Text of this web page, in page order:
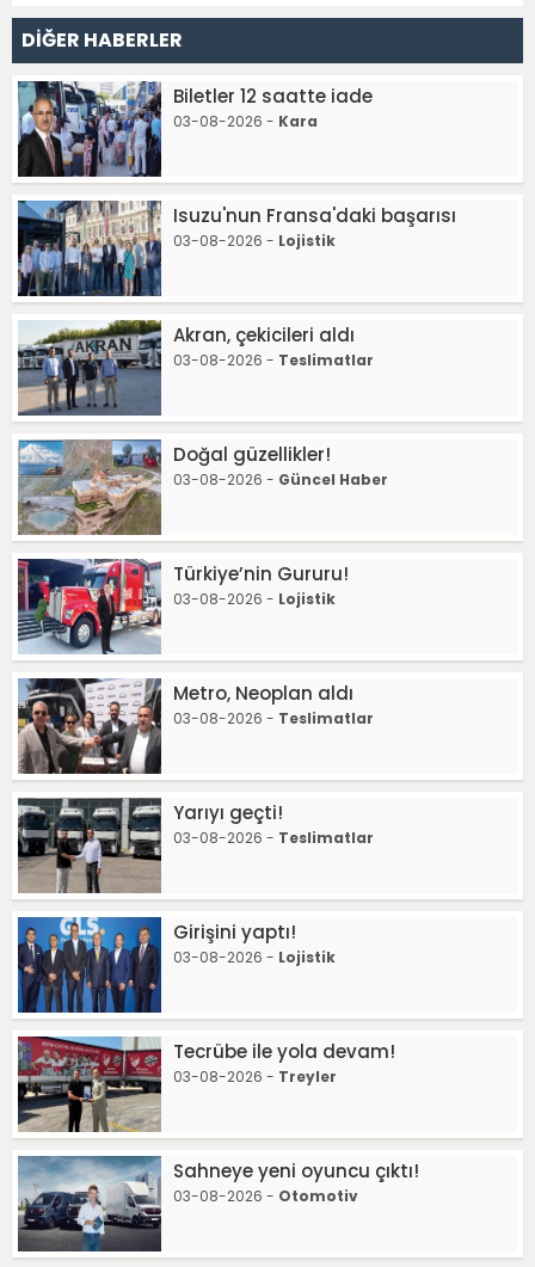
DİĞER HABERLER
Biletler 12 saatte iade
03-08-2026 - Kara
Isuzu'nun Fransa'daki başarısı
03-08-2026 - Lojistik
Akran, çekicileri aldı
03-08-2026 - Teslimatlar
Doğal güzellikler!
03-08-2026 - Güncel Haber
Türkiye’nin Gururu!
03-08-2026 - Lojistik
Metro, Neoplan aldı
03-08-2026 - Teslimatlar
Yarıyı geçti!
03-08-2026 - Teslimatlar
Girişini yaptı!
03-08-2026 - Lojistik
Tecrübe ile yola devam!
03-08-2026 - Treyler
Sahneye yeni oyuncu çıktı!
03-08-2026 - Otomotiv